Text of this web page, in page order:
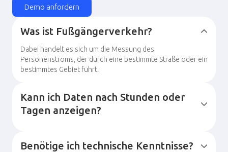
Demo anfordern
Was ist Fußgängerverkehr?
Dabei handelt es sich um die Messung des
Personenstroms, der durch eine bestimmte Straße oder ein
bestimmtes Gebiet führt.
Kann ich Daten nach Stunden oder
Tagen anzeigen?
Benötige ich technische Kenntnisse?